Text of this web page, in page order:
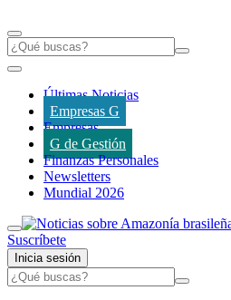
Últimas Noticias
Empresas G
Empresas
G de Gestión
Finanzas Personales
Newsletters
Mundial 2026
Suscríbete
Inicia sesión